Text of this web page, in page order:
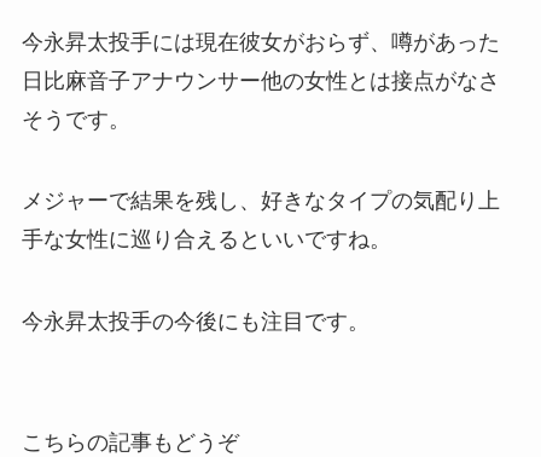
今永昇太投手には現在彼女がおらず、噂があった
日比麻音子アナウンサー他の女性とは接点がなさ
そうです。
メジャーで結果を残し、好きなタイプの気配り上
手な女性に巡り合えるといいですね。
今永昇太投手の今後にも注目です。
こちらの記事もどうぞ